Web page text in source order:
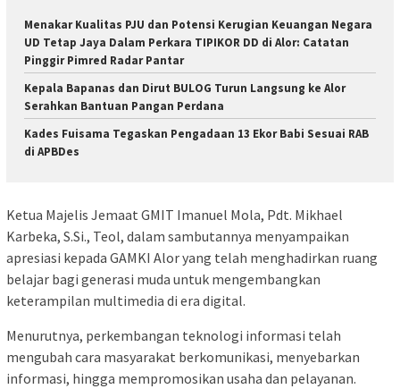
Menakar Kualitas PJU dan Potensi Kerugian Keuangan Negara
UD Tetap Jaya Dalam Perkara TIPIKOR DD di Alor: Catatan
Pinggir Pimred Radar Pantar
Kepala Bapanas dan Dirut BULOG Turun Langsung ke Alor
Serahkan Bantuan Pangan Perdana
Kades Fuisama Tegaskan Pengadaan 13 Ekor Babi Sesuai RAB
di APBDes
Ketua Majelis Jemaat GMIT Imanuel Mola, Pdt. Mikhael
Karbeka, S.Si., Teol, dalam sambutannya menyampaikan
apresiasi kepada GAMKI Alor yang telah menghadirkan ruang
belajar bagi generasi muda untuk mengembangkan
keterampilan multimedia di era digital.
Menurutnya, perkembangan teknologi informasi telah
mengubah cara masyarakat berkomunikasi, menyebarkan
informasi, hingga mempromosikan usaha dan pelayanan.